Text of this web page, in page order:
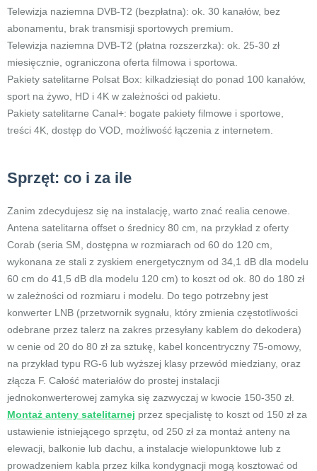
Telewizja naziemna DVB-T2 (bezpłatna): ok. 30 kanałów, bez
abonamentu, brak transmisji sportowych premium.
Telewizja naziemna DVB-T2 (płatna rozszerzka): ok. 25-30 zł
miesięcznie, ograniczona oferta filmowa i sportowa.
Pakiety satelitarne Polsat Box: kilkadziesiąt do ponad 100 kanałów,
sport na żywo, HD i 4K w zależności od pakietu.
Pakiety satelitarne Canal+: bogate pakiety filmowe i sportowe,
treści 4K, dostęp do VOD, możliwość łączenia z internetem.
Sprzęt: co i za ile
Zanim zdecydujesz się na instalację, warto znać realia cenowe.
Antena satelitarna offset o średnicy 80 cm, na przykład z oferty
Corab (seria SM, dostępna w rozmiarach od 60 do 120 cm,
wykonana ze stali z zyskiem energetycznym od 34,1 dB dla modelu
60 cm do 41,5 dB dla modelu 120 cm) to koszt od ok. 80 do 180 zł
w zależności od rozmiaru i modelu. Do tego potrzebny jest
konwerter LNB (przetwornik sygnału, który zmienia częstotliwości
odebrane przez talerz na zakres przesyłany kablem do dekodera)
w cenie od 20 do 80 zł za sztukę, kabel koncentryczny 75-omowy,
na przykład typu RG-6 lub wyższej klasy przewód miedziany, oraz
złącza F. Całość materiałów do prostej instalacji
jednokonwerterowej zamyka się zazwyczaj w kwocie 150-350 zł.
Montaż anteny satelitarnej przez specjalistę to koszt od 150 zł za
ustawienie istniejącego sprzętu, od 250 zł za montaż anteny na
elewacji, balkonie lub dachu, a instalacje wielopunktowe lub z
prowadzeniem kabla przez kilka kondygnacji mogą kosztować od